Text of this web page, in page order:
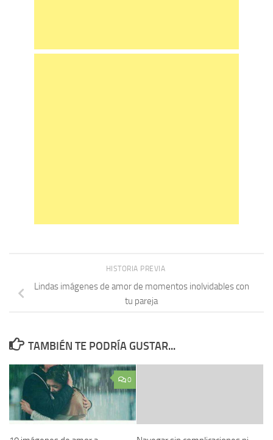
HISTORIA PREVIA
Lindas imágenes de amor de momentos inolvidables con
tu pareja
TAMBIÉN TE PODRÍA GUSTAR...
0